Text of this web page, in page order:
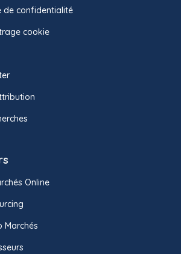
de confidentialité
cookie
Online
Marchés